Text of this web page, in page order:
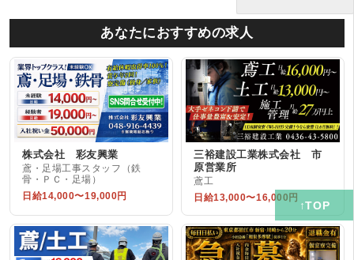
あなたにおすすめの求人
株式会社 彩友興業
鳶・足場工事スタッフ（鉄
骨・ＰＣ・足場）
日給14,000〜19,000円
三裕建設工業株式会社 市
原営業所
鳶工
日給13,000〜16,000円